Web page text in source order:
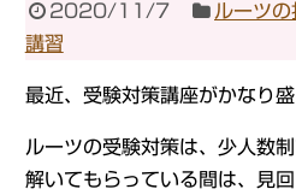
2020/11/7 ルーツの
講習
最近、受験対策講座がかなり盛
ルーツの受験対策は、少人数
解いてもらっている間は、見